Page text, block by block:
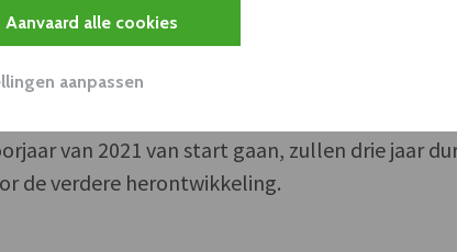
Aanvaard alle cookies
aanpassen
Partners België B.V. (APB), Libreco N.V.,
N.V. (MRT) en Monument Vandekerckhove
werd aangesteld voor de uitvoering van de
aan de KBC-toren. De
van 2021 van start gaan, zullen drie jaar
de verdere herontwikkeling.